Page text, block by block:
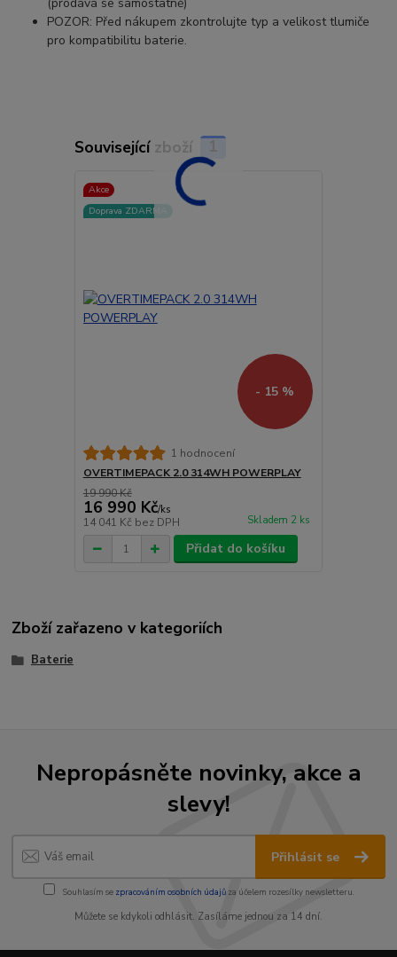
(prodává se samostatně)
POZOR: Před nákupem zkontrolujte typ a velikost tlumiče
pro kompatibilitu baterie.
Související zboží 1
Akce
Doprava ZDARMA
- 15 %
1 hodnocení
OVERTIMEPACK 2.0 314WH POWERPLAY
19 990 Kč
16 990 Kč/ks
14 041 Kč bez DPH Skladem 2 ks
Přidat do košíku
Zboží zařazeno v kategoriích
Baterie
Nepropásněte novinky, akce a
slevy!
Přihlásit se
Souhlasím se zpracováním osobních údajůza účelem rozesílky newsletteru.
Můžete se kdykoli odhlásit. Zasíláme jednou za 14 dní.